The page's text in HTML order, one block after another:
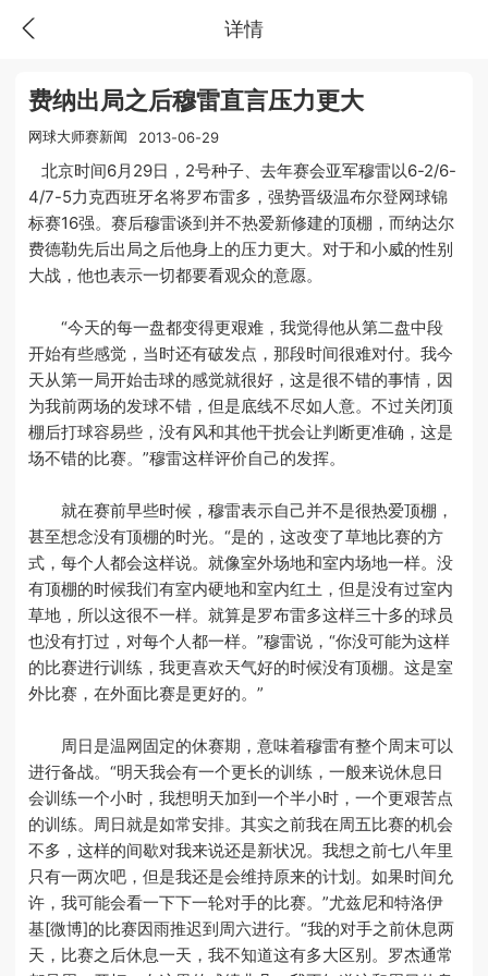
详情
费纳出局之后穆雷直言压力更大
网球大师赛新闻 2013-06-29
北京时间6月29日，2号种子、去年赛会亚军穆雷以6-2/6-
4/7-5力克西班牙名将罗布雷多，强势晋级温布尔登网球锦
标赛16强。赛后穆雷谈到并不热爱新修建的顶棚，而纳达尔
费德勒先后出局之后他身上的压力更大。对于和小威的性别
大战，他也表示一切都要看观众的意愿。
“今天的每一盘都变得更艰难，我觉得他从第二盘中段
开始有些感觉，当时还有破发点，那段时间很难对付。我今
天从第一局开始击球的感觉就很好，这是很不错的事情，因
为我前两场的发球不错，但是底线不尽如人意。不过关闭顶
棚后打球容易些，没有风和其他干扰会让判断更准确，这是
场不错的比赛。”穆雷这样评价自己的发挥。
就在赛前早些时候，穆雷表示自己并不是很热爱顶棚，
甚至想念没有顶棚的时光。“是的，这改变了草地比赛的方
式，每个人都会这样说。就像室外场地和室内场地一样。没
有顶棚的时候我们有室内硬地和室内红土，但是没有过室内
草地，所以这很不一样。就算是罗布雷多这样三十多的球员
也没有打过，对每个人都一样。”穆雷说，“你没可能为这样
的比赛进行训练，我更喜欢天气好的时候没有顶棚。这是室
外比赛，在外面比赛是更好的。”
周日是温网固定的休赛期，意味着穆雷有整个周末可以
进行备战。“明天我会有一个更长的训练，一般来说休息日
会训练一个小时，我想明天加到一个半小时，一个更艰苦点
的训练。周日就是如常安排。其实之前我在周五比赛的机会
不多，这样的间歇对我来说还是新状况。我想之前七八年里
只有一两次吧，但是我还是会维持原来的计划。如果时间允
许，我可能会看一下下一轮对手的比赛。”尤兹尼和特洛伊
基[微博]的比赛因雨推迟到周六进行。“我的对手之前休息两
天，比赛之后休息一天，我不知道这有多大区别。罗杰通常